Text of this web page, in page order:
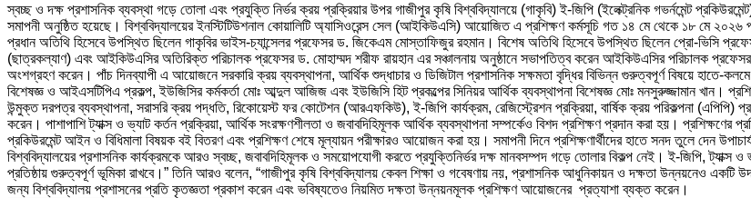
‎স্বচ্ছ ও দক্ষ প্রশাসনিক ব্যবস্থা গড়ে তোলা এবং প্রযুক্তি নির্ভর ক্রয় প্রক্রিয়ার উপর গাজীপুর কৃষি বিশ্ববিদ্যালয়ে (গাকৃবি) ই-জিপি (ইলেক্ট্রনিক গভর্নমেন্ট
সমাপনী অনুষ্ঠিত হয়েছে। বিশ্ববিদ্যালয়ের ইনস্টিটিউশনাল কোয়ালিটি অ্যাসিওরেন্স সেল (আইকিউএসি) আয়োজিত এ প্রশিক্ষণ কর্মসূচি গত ১৪ মে থেকে ১৮ মে ২০২৬
প্রধান অতিথি হিসেবে উপস্থিত ছিলেন গাকৃবির ভাইস-চ্যান্সেলর প্রফেসর ড. জিকেএম মোস্তাফিজুর রহমান। বিশেষ অতিথি হিসেবে উপস্থিত ছিলেন প্রো-ভিসি
(ছাত্রকল্যাণ) এবং আইকিউএসির অতিরিক্ত পরিচালক প্রফেসর ড. মোহাম্মদ শরীফ রায়হান এর সঞ্চালনায় অনুষ্ঠানে সভাপতিত্ব করেন আইকিউএসির পরিচালক
অংশগ্রহণ করেন। পাঁচ দিনব্যাপী এ আয়োজনে সরকারি ক্রয় ব্যবস্থাপনা, আর্থিক শুদ্ধাচার ও ডিজিটাল প্রশাসনিক সক্ষমতা বৃদ্ধির বিভিন্ন গুরুত্বপূর্ণ বিষয়ে হাতে-
বিশেষজ্ঞ ও আইএসটিপিএ প্রকল্প, ইউজিসির কর্মকর্তা মোঃ আব্দুল আজিজ এবং ইউজিসি হিট প্রকল্পের সিনিয়র আর্থিক ব্যবস্থাপনা বিশেষজ্ঞ মোঃ মনসুরুজ্জামান খান।
উন্মুক্ত দরপত্র ব্যবস্থাপনা, সরাসরি ক্রয় পদ্ধতি, রিকোয়েস্ট ফর কোটেশন (আরএফকিউ), ই-জিপি কার্যক্রম, রেজিস্ট্রেশন প্রক্রিয়া, বার্ষিক ক্রয় পরিকল্পনা (এপিপি)
করেন। পাশাপাশি ট্যাক্স ও ভ্যাট কর্তন প্রক্রিয়া, আর্থিক সংরক্ষণশীলতা ও জবাবদিহিমূলক আর্থিক ব্যবস্থাপনা সম্পর্কেও বিশদ প্রশিক্ষণ প্রদান করা হয়।
প্রকিউরমেন্ট আইন ও বিধিমালা বিষয়ক বই বিতরণ এবং প্রশিক্ষণ শেষে মূল্যায়ন পরীক্ষারও আয়োজন করা হয়। সমাপনী দিনে প্রশিক্ষণার্থীদের হাতে সনদ তুলে দেন
বিশ্ববিদ্যালয়ের প্রশাসনিক কার্যক্রমকে আরও স্বচ্ছ, জবাবদিহিমূলক ও সময়োপযোগী করতে প্রযুক্তিনির্ভর দক্ষ মানবসম্পদ গড়ে তোলার বিকল্প নেই। ই-জিপি, ট্যাক্স ও
প্রতিষ্ঠায় গুরুত্বপূর্ণ ভূমিকা রাখবে।” তিনি আরও বলেন, “গাজীপুর কৃষি বিশ্ববিদ্যালয় কেবল শিক্ষা ও গবেষণায় নয়, প্রশাসনিক আধুনিকায়ন ও দক্ষতা উন্নয়নেও
জন্য বিশ্ববিদ্যালয় প্রশাসনের প্রতি কৃতজ্ঞতা প্রকাশ করেন এবং ভবিষ্যতেও নিয়মিত দক্ষতা উন্নয়নমূলক প্রশিক্ষণ আয়োজনের প্রত্যাশা ব্যক্ত করেন।